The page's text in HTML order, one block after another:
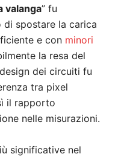
valanga” fu
spostare la carica
e con minori
la resa del
dei circuiti fu
tra pixel
il rapporto
nelle misurazioni.
significative nel